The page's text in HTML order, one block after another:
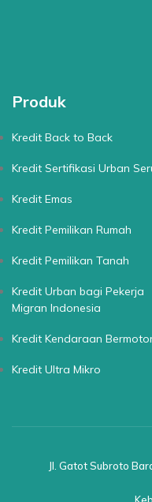
Produk
Kredit Back to Back
Kredit Sertifikasi Urban
Kredit Emas
Kredit Pemilikan Rumah
Kredit Pemilikan Tanah
Kredit Urban bagi Pekerja
Migran Indonesia
Kredit Kendaraan
Kredit Ultra Mikro
Jl. Gatot Subroto